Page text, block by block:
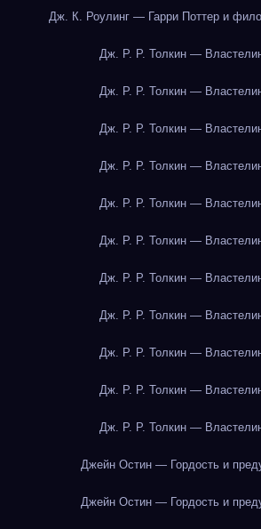
Дж. К. Роулинг — Гарри Поттер и
Дж. Р. Р. Толкин —
Дж. Р. Р. Толкин —
Дж. Р. Р. Толкин —
Дж. Р. Р. Толкин —
Дж. Р. Р. Толкин —
Дж. Р. Р. Толкин —
Дж. Р. Р. Толкин —
Дж. Р. Р. Толкин —
Дж. Р. Р. Толкин —
Дж. Р. Р. Толкин —
Дж. Р. Р. Толкин —
Джейн Остин — Гордость и
Джейн Остин — Гордость и